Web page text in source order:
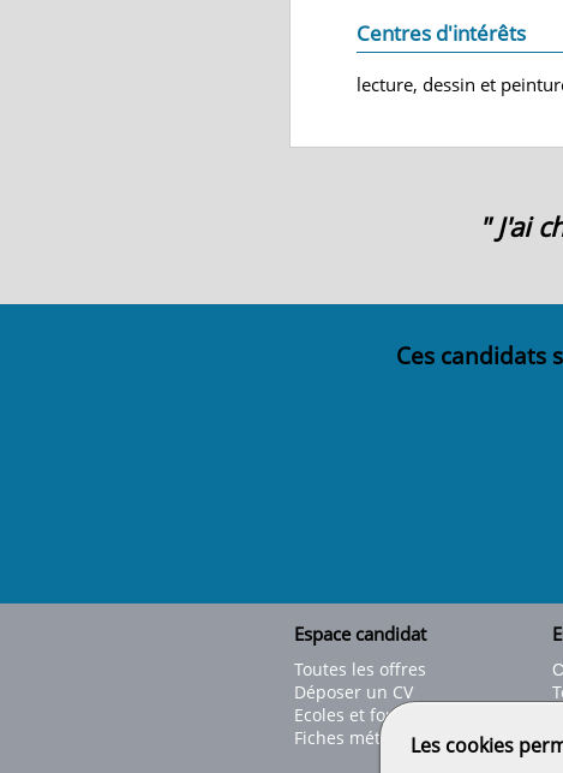
Centres d'intérêts
lecture, dessin et
" J'ai
Ces candidats
Espace candidat
Toutes les offres
Déposer un CV
Ecoles et formations
Fiches métiers Les cookies